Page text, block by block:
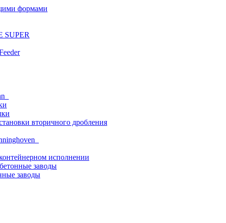
формами
SUPER
вторичного дробления
исполнении
заводы
заводы